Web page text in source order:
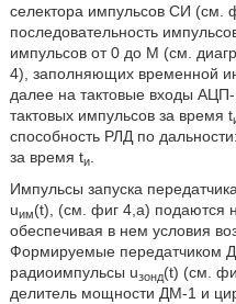
селектора импульсов СИ (см.
последовательность
импульсов от 0 до М (см.
4), заполняющих временной
далее на тактовые входы
тактовых импульсов за время t
способность РЛД по
за время tи.
Импульсы запуска
uим(t), (см. фиг 4,а) подаются
обеспечивая в нем условия
Формируемые передатчиком
радиоимпульсы uзонд(t) (см.
делитель мощности ДМ-1 и